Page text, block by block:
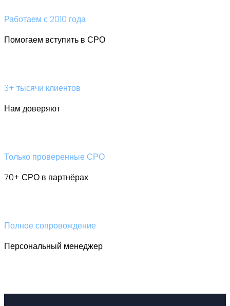
Работаем с 2010 года
Помогаем вступить в СРО
3+ тысячи клиентов
Нам доверяют
Только проверенные СРО
70+ СРО в партнёрах
Полное сопровождение
Персональный менеджер